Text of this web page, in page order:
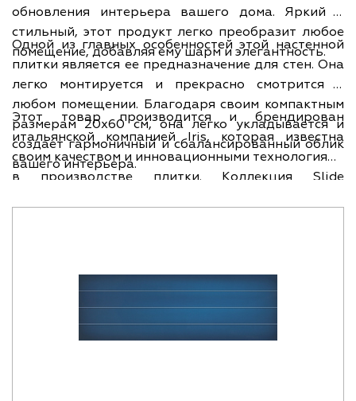
обновления интерьера вашего дома. Яркий и
стильный, этот продукт легко преобразит любое
помещение, добавляя ему шарм и элегантность.
Одной из главных особенностей этой настенной
плитки является ее предназначение для стен. Она
легко монтируется и прекрасно смотрится в
любом помещении. Благодаря своим компактным
размерам 20х60 см, она легко укладывается и
создает гармоничный и сбалансированный облик
вашего интерьера.
Этот товар производится и брендирован
итальянской компанией Iris, которая известна
своим качеством и инновационными технологиями
в производстве плитки. Коллекция Slide
позволяет создать интересные и стильные
комбинации с другими элементами декора.